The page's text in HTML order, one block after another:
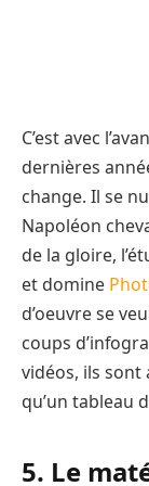
C’est avec
dernières
change. Il se
Napoléon
de la gloire,
et domine
d’oeuvre se
coups
vidéos, ils
qu’un tableau
5. Le